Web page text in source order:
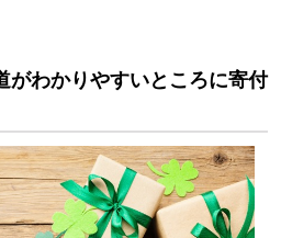
がわかりやすいところに寄付